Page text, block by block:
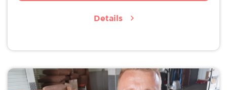
Details